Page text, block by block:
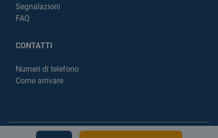
Segnalazioni
FAQ
CONTATTI
Numeri di telefono
Come arrivare